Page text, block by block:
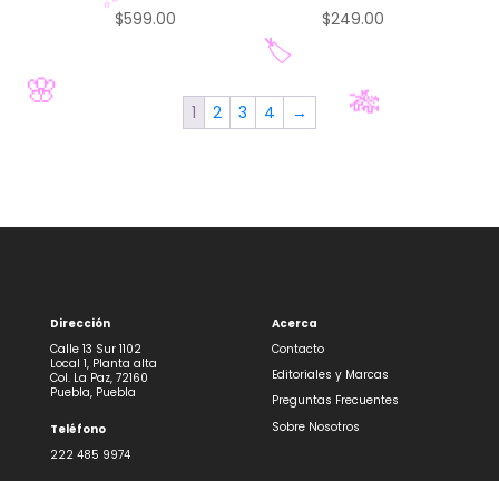
$599.00 $249.00
1 2 3 4 →
Dirección
Calle 13 Sur 1102
Local 1, Planta alta
Col. La Paz, 72160
Puebla, Puebla
Teléfono
222 485 9974
Acerca
Contacto
Editoriales y Marcas
Preguntas Frecuentes
Sobre Nosotros